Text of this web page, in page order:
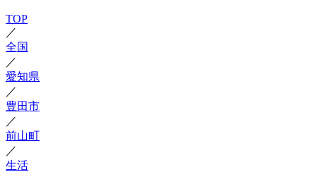
TOP
／
全国
／
愛知県
／
豊田市
／
前山町
／
生活